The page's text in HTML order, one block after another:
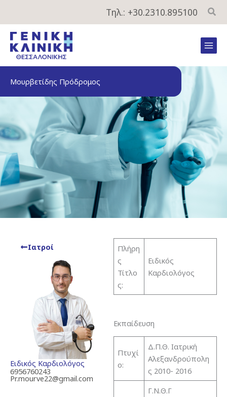
περιεχόμενο
Τηλ.: +30.2310.895100
Μουρβετίδης Πρόδρομος
Ιατροί
Ειδικός Καρδιολόγος
6956760243
Pr.mourve22@gmail.com
Πλήρη
ς
Τίτλο
ς:
Ειδικός
Καρδιολόγος
Εκπαίδευση
Πτυχί
ο:
Δ.Π.Θ. Ιατρική
Αλεξανδρούπολη
ς 2010- 2016
Γ.Ν.Θ.Γ